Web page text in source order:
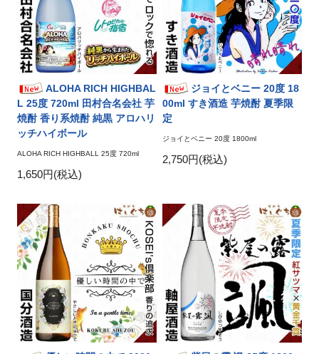
ALOHA RICH HIGHBAL
L 25度 720ml 田村合名会社 芋
焼酎 香り系焼酎 純黒 アロハリ
ッチハイボール
ALOHA RICH HIGHBALL 25度 720ml
1,650円(税込)
ジョイとベニー 20度 18
00ml すき酒造 芋焼酎 夏季限
定
ジョイとベニー 20度 1800ml
2,750円(税込)